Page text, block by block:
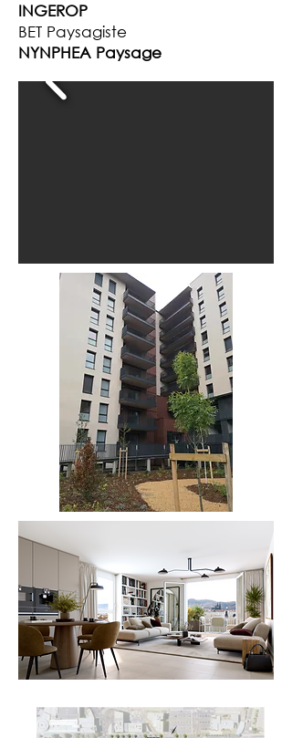
INGEROP
BET Paysagiste
NYNPHEA Paysage